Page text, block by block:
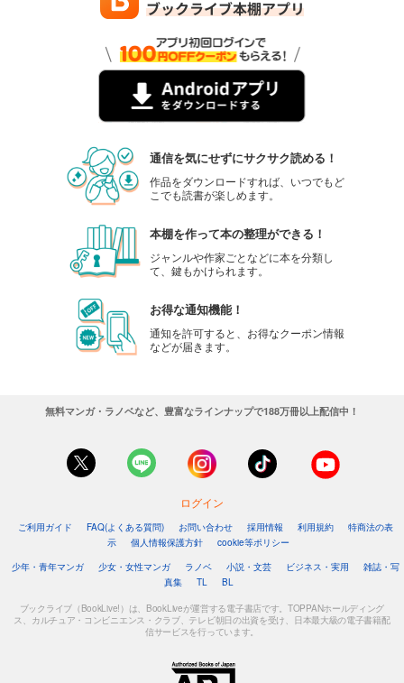
通信を気にせずにサクサク読める！
作品をダウンロードすれば、いつでもど
こでも読書が楽しめます。
本棚を作って本の整理ができる！
ジャンルや作家ごとなどに本を分類し
て、鍵もかけられます。
お得な通知機能！
通知を許可すると、お得なクーポン情報
などが届きます。
無料マンガ・ラノベなど、豊富なラインナップで188万冊以上配信中！
ログイン
ご利用ガイド FAQ(よくある質問) お問い合わせ 採用情報 利用規約
特商法の表
示
個人情報保護方針
cookie等ポリシー
少年・青年マンガ
少女・女性マンガ ラノベ 小説・文芸 ビジネス・実用
雑誌・写
真集
TL BL
ブックライブ（BookLive!）は、BookLiveが運営する電子書店です。TOPPANホールディング
ス、カルチュア・コンビニエンス・クラブ、テレビ朝日の出資を受け、日本最大級の電子書籍配
信サービスを行っています。